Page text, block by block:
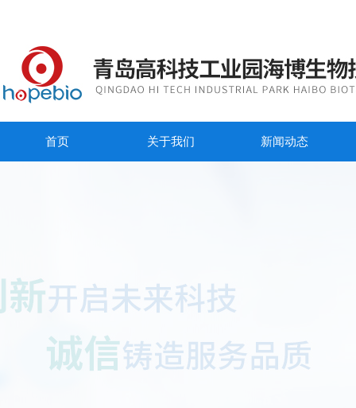
首页 关于我们 新闻动态